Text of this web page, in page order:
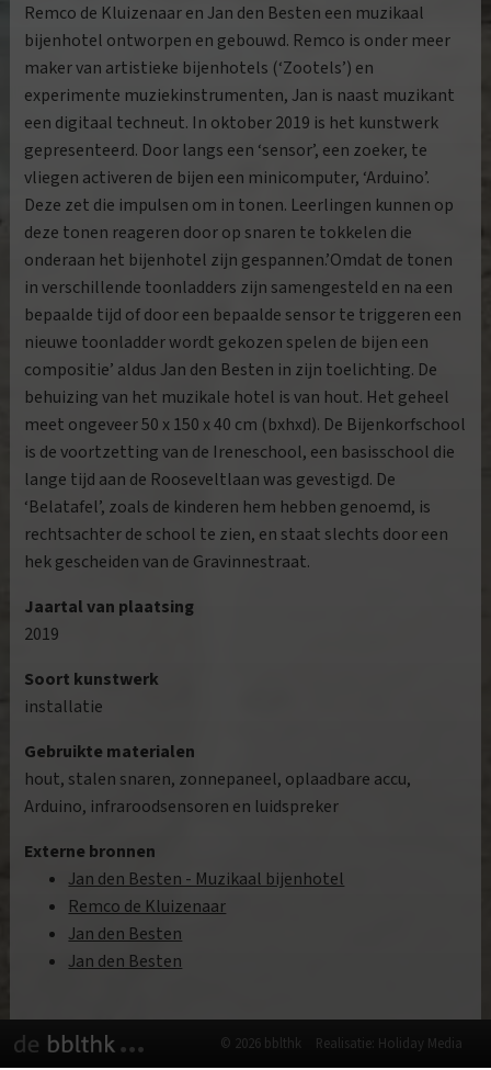
Remco de Kluizenaar en Jan den Besten een muzikaal
bijenhotel ontworpen en gebouwd. Remco is onder meer
maker van artistieke bijenhotels (‘Zootels’) en
experimente muziekinstrumenten, Jan is naast muzikant
een digitaal techneut. In oktober 2019 is het kunstwerk
gepresenteerd. Door langs een ‘sensor’, een zoeker, te
vliegen activeren de bijen een minicomputer, ‘Arduino’.
Deze zet die impulsen om in tonen. Leerlingen kunnen op
deze tonen reageren door op snaren te tokkelen die
onderaan het bijenhotel zijn gespannen.’Omdat de tonen
in verschillende toonladders zijn samengesteld en na een
bepaalde tijd of door een bepaalde sensor te triggeren een
nieuwe toonladder wordt gekozen spelen de bijen een
compositie’ aldus Jan den Besten in zijn toelichting. De
behuizing van het muzikale hotel is van hout. Het geheel
meet ongeveer 50 x 150 x 40 cm (bxhxd). De Bijenkorfschool
is de voortzetting van de Ireneschool, een basisschool die
lange tijd aan de Rooseveltlaan was gevestigd. De
‘Belatafel’, zoals de kinderen hem hebben genoemd, is
rechtsachter de school te zien, en staat slechts door een
hek gescheiden van de Gravinnestraat.
Jaartal van plaatsing
2019
Soort kunstwerk
installatie
Gebruikte materialen
hout, stalen snaren, zonnepaneel, oplaadbare accu,
Arduino, infraroodsensoren en luidspreker
Externe bronnen
Jan den Besten - Muzikaal bijenhotel
Remco de Kluizenaar
Jan den Besten
Jan den Besten
© 2026 bblthk Realisatie: Holiday Media